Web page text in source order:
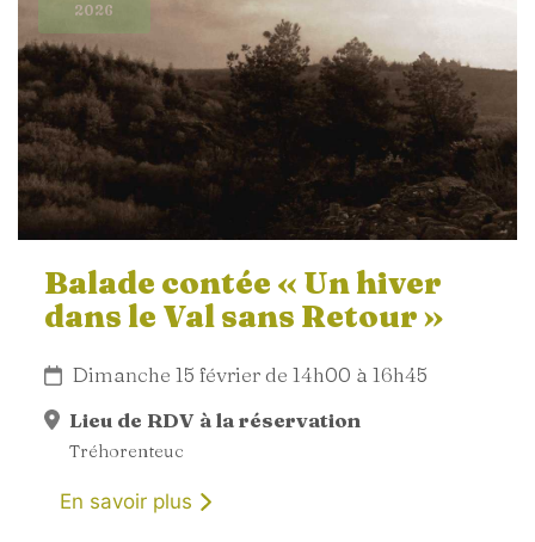
2026
Balade contée « Un hiver
dans le Val sans Retour »
Dimanche 15 février de 14h00 à 16h45
Lieu de RDV à la réservation
Tréhorenteuc
En savoir plus